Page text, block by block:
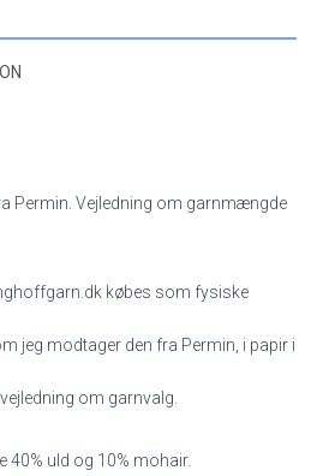
Permin. Vejledning om garnmængde
købes som fysiske
jeg modtager den fra Permin, i papir i
om garnvalg.
40% uld og 10% mohair.